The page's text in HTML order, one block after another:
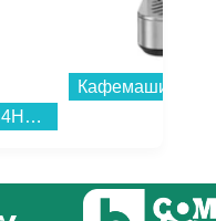
Съдомиялна машина Bosch SPS4HMW49E*** , 10 комплекта, E...
Кафемашина